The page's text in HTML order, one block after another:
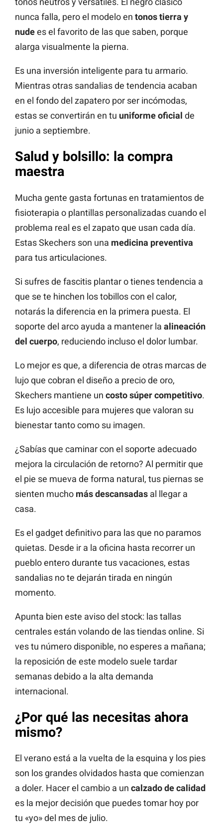
nunca falla, pero el modelo en tonos tierra y
nudees el favorito de las que saben, porque
alarga visualmente la pierna.
Es una inversión inteligente para tu armario.
Mientras otras sandalias de tendencia acaban
en el fondo del zapatero por ser incómodas,
estas se convertirán en tu uniforme oficial de
junio a septiembre.
Salud y bolsillo: la compra
maestra
Mucha gente gasta fortunas en tratamientos de
fisioterapia o plantillas personalizadas cuando el
problema real es el zapato que usan cada día.
Estas Skechers son una medicina preventiva
para tus articulaciones.
Si sufres de fascitis plantar o tienes tendencia a
que se te hinchen los tobillos con el calor,
notarás la diferencia en la primera puesta. El
soporte del arco ayuda a mantener la alineación
del cuerpo, reduciendo incluso el dolor lumbar.
Lo mejor es que, a diferencia de otras marcas de
lujo que cobran el diseño a precio de oro,
Skechers mantiene un costo súper competitivo.
Es lujo accesible para mujeres que valoran su
bienestar tanto como su imagen.
¿Sabías que caminar con el soporte adecuado
mejora la circulación de retorno? Al permitir que
el pie se mueva de forma natural, tus piernas se
sienten mucho más descansadas al llegar a
casa.
Es el gadget definitivo para las que no paramos
quietas. Desde ir a la oficina hasta recorrer un
pueblo entero durante tus vacaciones, estas
sandalias no te dejarán tirada en ningún
momento.
Apunta bien este aviso del stock: las tallas
centrales están volando de las tiendas online. Si
ves tu número disponible, no esperes a mañana;
la reposición de este modelo suele tardar
semanas debido a la alta demanda
internacional.
¿Por qué las necesitas ahora
mismo?
El verano está a la vuelta de la esquina y los pies
son los grandes olvidados hasta que comienzan
a doler. Hacer el cambio a un calzado de calidad
es la mejor decisión que puedes tomar hoy por
tu «yo» del mes de julio.